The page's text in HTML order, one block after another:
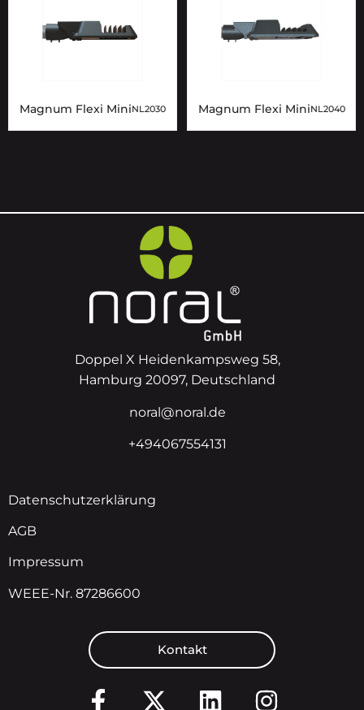
Magnum Flexi MiniNL2030 Magnum Flexi MiniNL2040
Doppel X Heidenkampsweg 58,
Hamburg 20097, Deutschland
noral@noral.de
+494067554131
Datenschutzerklärung
AGB
Impressum
WEEE-Nr. 87286600
Kontakt